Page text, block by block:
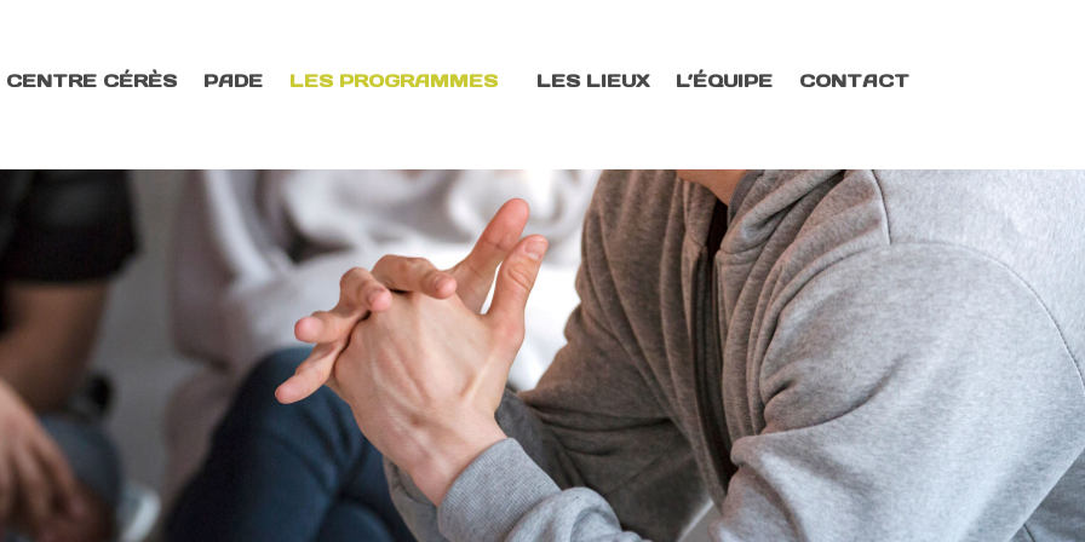
CÉRÈS PADE LES PROGRAMMES LES LIEUX L’ÉQUIPE CONTACT